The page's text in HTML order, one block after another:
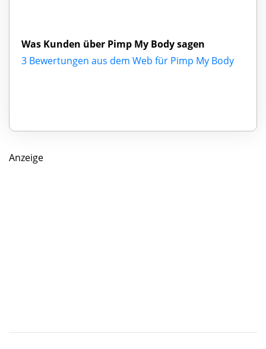
Was Kunden über Pimp My Body sagen
3 Bewertungen aus dem Web für Pimp My Body
Anzeige